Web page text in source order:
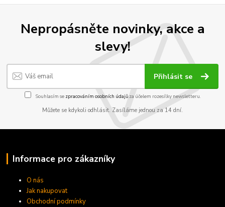
Nepropásněte novinky, akce a
slevy!
Přihlásit se
Souhlasím se zpracováním osobních údajůza účelem rozesílky newsletteru.
Můžete se kdykoli odhlásit. Zasíláme jednou za 14 dní.
Informace pro zákazníky
O nás
Jak nakupovat
Obchodní podmínky